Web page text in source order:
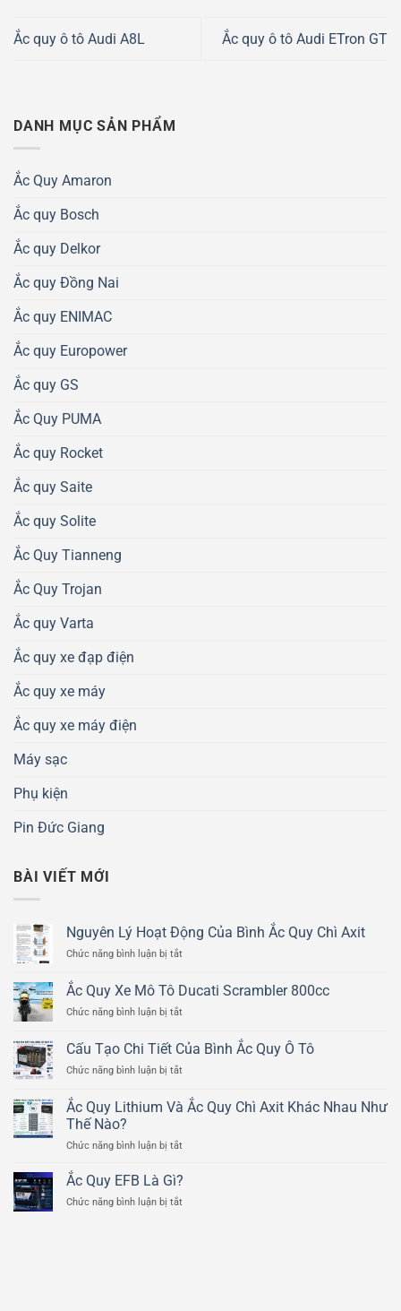
Ắc quy ô tô Audi A8L Ắc quy ô tô Audi ETron GT
DANH MỤC SẢN PHẨM
Ắc Quy Amaron
Ắc quy Bosch
Ắc quy Delkor
Ắc quy Đồng Nai
Ắc quy ENIMAC
Ắc quy Europower
Ắc quy GS
Ắc Quy PUMA
Ắc quy Rocket
Ắc quy Saite
Ắc quy Solite
Ắc Quy Tianneng
Ắc Quy Trojan
Ắc quy Varta
Ắc quy xe đạp điện
Ắc quy xe máy
Ắc quy xe máy điện
Máy sạc
Phụ kiện
Pin Đức Giang
BÀI VIẾT MỚI
Nguyên Lý Hoạt Động Của Bình Ắc Quy Chì Axit
Chức năng bình luận bị tắt
Lý
Hoạt
Động
Bình
Quy
Axit
Ắc Quy Xe Mô Tô Ducati Scrambler 800cc
Chức năng bình luận bị tắt
Quy
Xe
Mô
Ducati
Scrambler
Cấu Tạo Chi Tiết Của Bình Ắc Quy Ô Tô
Chức năng bình luận bị tắt
Tạo
Chi
Ắc
Ô
Ắc Quy Lithium Và Ắc Quy Chì Axit Khác Nhau Như
Thế Nào?
Chức năng bình luận bị tắt
Quy
Và
Ắc Quy EFB Là Gì?
Chức năng bình luận bị tắt